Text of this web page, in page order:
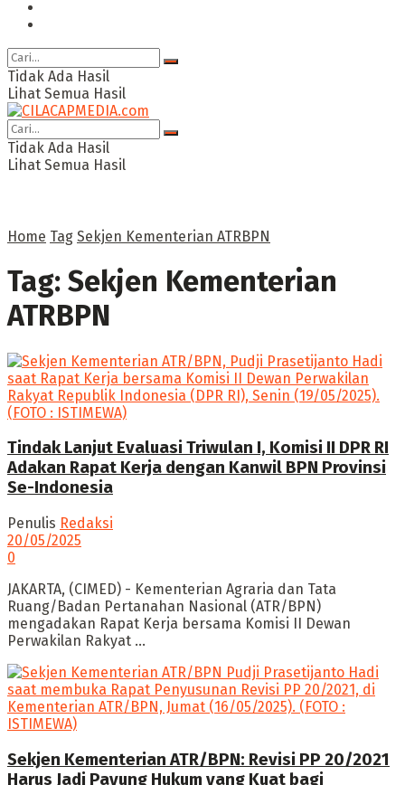
Tidak Ada Hasil
Lihat Semua Hasil
Tidak Ada Hasil
Lihat Semua Hasil
Home Tag Sekjen Kementerian ATRBPN
Tag: Sekjen Kementerian
ATRBPN
Tindak Lanjut Evaluasi Triwulan I, Komisi II DPR RI
Adakan Rapat Kerja dengan Kanwil BPN Provinsi
Se-Indonesia
Penulis Redaksi
20/05/2025
0
JAKARTA, (CIMED) - Kementerian Agraria dan Tata
Ruang/Badan Pertanahan Nasional (ATR/BPN)
mengadakan Rapat Kerja bersama Komisi II Dewan
Perwakilan Rakyat ...
Sekjen Kementerian ATR/BPN: Revisi PP 20/2021
Harus Jadi Payung Hukum yang Kuat bagi